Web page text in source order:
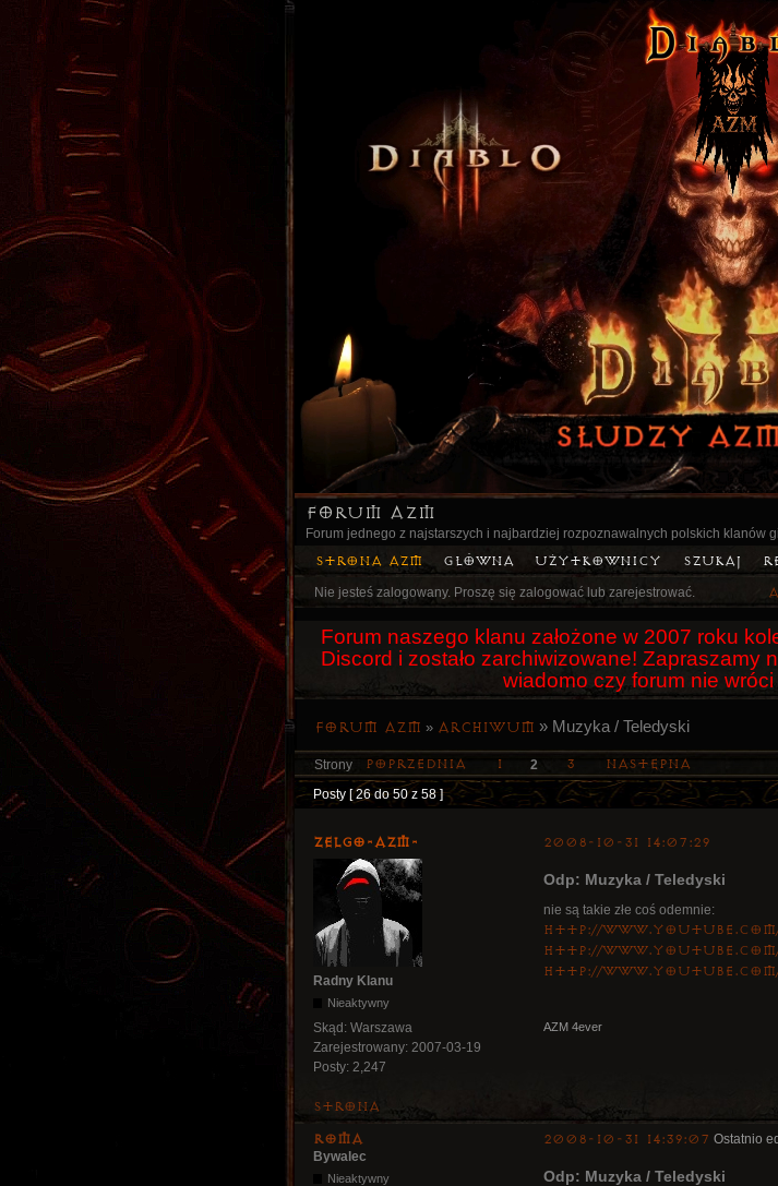
Forum AZM
Forum jednego z najstarszych i najbardziej rozpoznawalnych polskich klanów
Strona AZM Główna Użytkownicy Szukaj
Nie jesteś zalogowany. Proszę się zalogować lub zarejestrować.
Forum naszego klanu założone w 2007 roku
Discord i zostało zarchiwizowane! Zapraszamy
wiadomo czy forum nie
Forum AZM » Archiwum » Muzyka / Teledyski
Strony Poprzednia 1 2 3 Następna
Posty [ 26 do 50 z 58 ]
ZelgO-AZM- 2008-10-31 14:07:29
Radny Klanu
Nieaktywny
Skąd: Warszawa
Zarejestrowany: 2007-03-19
Posty: 2,247
Odp: Muzyka / Teledyski
nie są takie złe coś odemnie:
http://www.youtube.com/
http://
http://www.youtube.com/
AZM 4ever
Strona
Roma 2008-10-31 14:39:07 Ostatnio
Bywalec
Nieaktywny Odp: Muzyka / Teledyski